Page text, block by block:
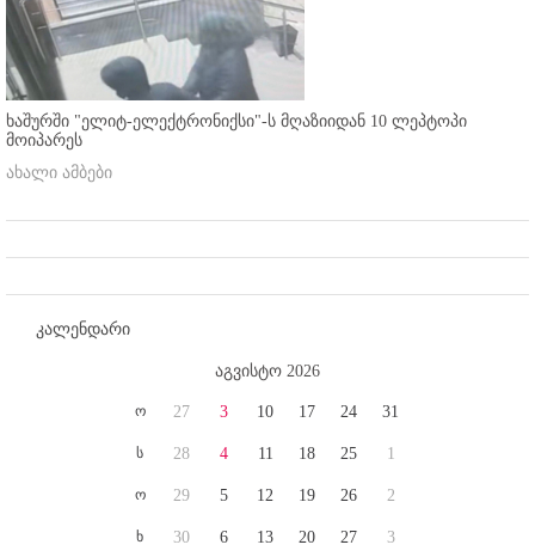
ხაშურში "ელიტ-ელექტრონიქსი"-ს მღაზიიდან 10 ლეპტოპი
მოიპარეს
ახალი ამბები
კალენდარი
აგვისტო 2026
ო
ს
ო
ხ
27
28
29
30
3
4
5
6
10
11
12
13
17
18
19
20
24
25
26
27
31
1
2
3